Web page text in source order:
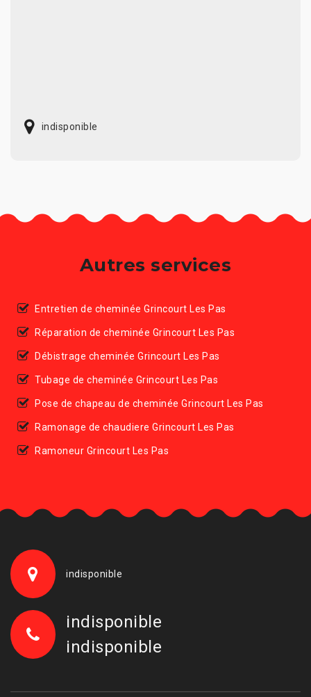
indisponible
Autres services
Entretien de cheminée Grincourt Les Pas
Réparation de cheminée Grincourt Les Pas
Débistrage cheminée Grincourt Les Pas
Tubage de cheminée Grincourt Les Pas
Pose de chapeau de cheminée Grincourt Les Pas
Ramonage de chaudiere Grincourt Les Pas
Ramoneur Grincourt Les Pas
indisponible
indisponible
indisponible